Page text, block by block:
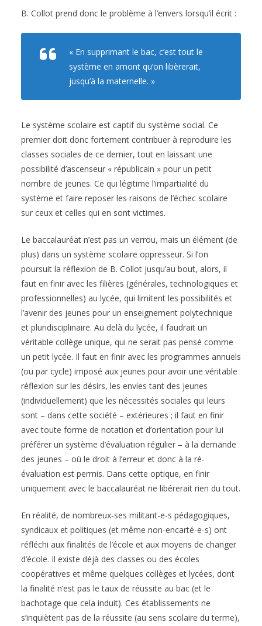
B. Collot prend donc le problème à l’envers lorsqu’il écrit :
« En supprimant le bac, c’est tout le
système en amont qu’on libèrerait,
jusqu’à la maternelle. »
Le système scolaire est captif du système social. Ce
premier doit donc fortement contribuer à reproduire les
classes sociales de ce dernier, tout en laissant une
possibilité d’ascenseur « républicain » pour un petit
nombre de jeunes. Ce qui légitime l’impartialité du
système et faire reposer les raisons de l’échec scolaire
sur ceux et celles qui en sont victimes.
Le baccalauréat n’est pas un verrou, mais un élément (de
plus) dans un système scolaire oppresseur. Si l’on
poursuit la réflexion de B. Collot jusqu’au bout, alors, il
faut en finir avec les filières (générales, technologiques et
professionnelles) au lycée, qui limitent les possibilités et
l’avenir des jeunes pour un enseignement polytechnique
et pluridisciplinaire. Au delà du lycée, il faudrait un
véritable collège unique, qui ne serait pas pensé comme
un petit lycée. Il faut en finir avec les programmes annuels
(ou par cycle) imposé aux jeunes pour avoir une véritable
réflexion sur les désirs, les envies tant des jeunes
(individuellement) que les nécessités sociales qui leurs
sont – dans cette société – extérieures ; il faut en finir
avec toute forme de notation et d’orientation pour lui
préférer un système d’évaluation régulier – à la demande
des jeunes – où le droit à l’erreur et donc à la ré-
évaluation est permis. Dans cette optique, en finir
uniquement avec le baccalauréat ne libérerait rien du tout.
En réalité, de nombreux-ses militant-e-s pédagogiques,
syndicaux et politiques (et même non-encarté-e-s) ont
réfléchi aux finalités de l’école et aux moyens de changer
d’école. Il existe déjà des classes ou des écoles
coopératives et même quelques collèges et lycées, dont
la finalité n’est pas le taux de réussite au bac (et le
bachotage que cela induit). Ces établissements ne
s’inquiètent pas de la réussite (au sens scolaire du terme),